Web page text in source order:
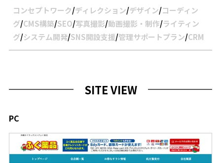
コンセプトワーク/ディレクション/デザイン/コーディン
グ/CMS構築/SEO/写真撮影/動画撮影・制作/ライティン
グ/システム開発/SNS開設支援/管理サポートプラン/CRM
SITE VIEW
PC